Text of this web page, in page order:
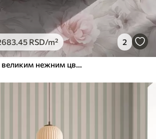
.45 RSD/m² 2
Светли узорак са великим нежним цвећем